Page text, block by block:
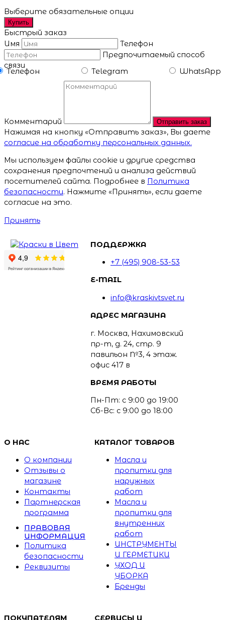
Выберите обязательные опции
Купить
Быстрый заказ
Имя
Телефон
Предпочитаемый способ
связи
Телефон Telegram WhatsApp
Комментарий Отправить заказ
Нажимая на кнопку «Отправить заказ», Вы даете
согласие на обработку персональных данных.
Мы используем файлы cookie и другие средства
сохранения предпочтений и анализа действий
посетителей сайта. Подробнее в Политика
безопасности. Нажмите «Принять», если даете
согласие на это.
Принять
ПОДДЕРЖКА
+7 (495) 908-53-53
E-MAIL
info@kraskivtsvet.ru
АДРЕС МАГАЗИНА
г. Москва, Нахимовский
пр-т, д. 24, стр. 9
павильон №3, 4 этаж.
офис 417 в
ВРЕМЯ РАБОТЫ
Пн-Пт: с 9:00 до 19:00
Сб-Вс: с 9:00 до 18:00
О НАС
О компании
Отзывы о
магазине
Контакты
Партнерская
программа
ПРАВОВАЯ
ИНФОРМАЦИЯ
Политика
безопасности
Реквизиты
КАТАЛОГ ТОВАРОВ
Масла и
пропитки для
наружных
работ
Масла и
пропитки для
внутренних
работ
ИНСТРУМЕНТЫ
И ГЕРМЕТИКИ
УХОД И
УБОРКА
Бренды
ПОКУПАТЕЛЯМ СЕРВИСЫ И